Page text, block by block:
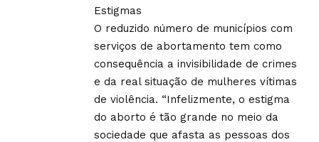
Estigmas
O reduzido número de municípios com
serviços de abortamento tem como
consequência a invisibilidade de crimes
e da real situação de mulheres vítimas
de violência. “Infelizmente, o estigma
do aborto é tão grande no meio da
sociedade que afasta as pessoas dos